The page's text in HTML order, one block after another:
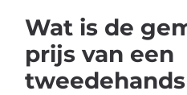
Wat is de
prijs van een